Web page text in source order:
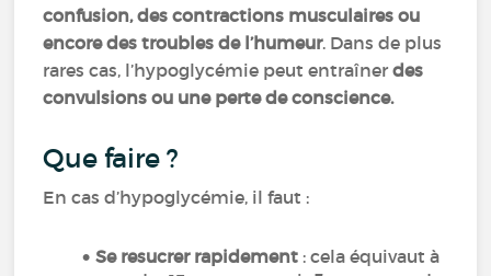
confusion, des contractions musculaires ou
encore des troubles de l’humeur. Dans de plus
rares cas, l’hypoglycémie peut entraînerdes
convulsions ou une perte de conscience.
Que faire ?
En cas d’hypoglycémie, il faut :
Se resucrer rapidement : cela équivaut à